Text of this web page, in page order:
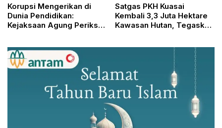
Korupsi Mengerikan di
Dunia Pendidikan:
Kejaksaan Agung Periksa
Satgas PKH Kuasai
Kembali 3,3 Juta Hektare
Kawasan Hutan, Tegaskan